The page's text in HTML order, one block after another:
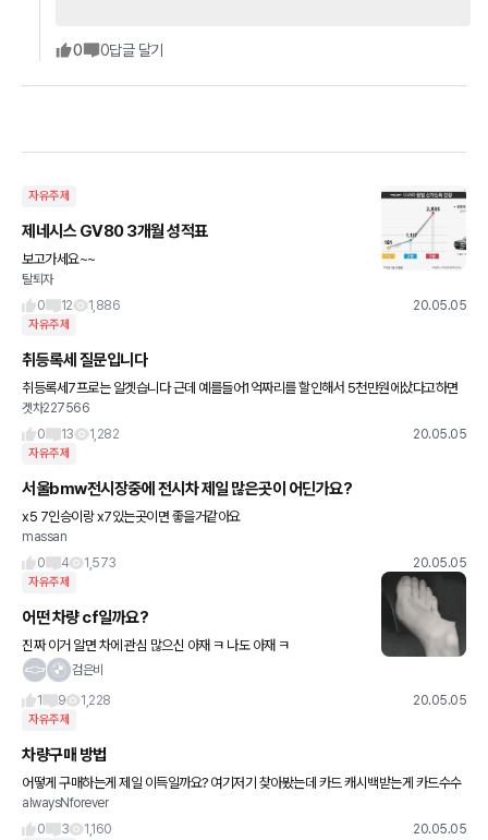
0 0답글 달기
자유주제
제네시스 GV80 3개월 성적표
보고가세요~~
탈퇴자
0
12 1,886 20.05.05
자유주제
취등록세 질문입니다
취등록세7프로는 알겟습니다 근데 예를들어1억짜리를 할인해서 5천만원에샀다고하면
7백인가요 아니면 3.5백으로내는건가요 결재할때 현금보단 카드결재해서캐시백받는게
더좋겠죠 이렇게하면딜러가싫어할까
겟차227566
0
13 1,282 20.05.05
자유주제
서울bmw전시장중에 전시차 제일 많은곳이 어딘가요?
x5 7인승이랑 x7있는곳이면 좋을거같아요
massan
0
4 1,573 20.05.05
자유주제
어떤 차량 cf일까요?
진짜 이거 알면 차에 관심 많으신 아재 ㅋ 나도 아재 ㅋ
검은비
1
9 1,228 20.05.05
자유주제
차량구매 방법
어떻게 구매하는게 제일 이득일까요? 여기저기 찾아봤는데 카드 캐시백받는게 카드수수
료보다 적어서 토해내야한다고 하던데.. 그냥 현금 여유자금 있으면 현금완납보다 좋은 조
건은 없겠죠?
alwaysNforever
0
3 1,160 20.05.05